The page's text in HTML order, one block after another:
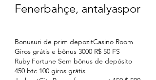
Fenerbahçe, antalyaspor
Bonusuri de prim depozitCasino Room
Giros grátis e bônus 3000 R$ 50 FS
Ruby Fortune Sem bônus de depósito
450 btc 100 giros grátis